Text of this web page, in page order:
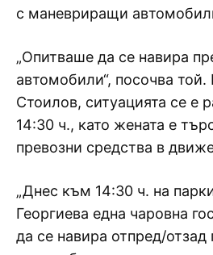
с маневриращи
„Опитваше да се навира
автомобили“, посочва
Стоилов, ситуацията се е
14:30 ч., като жената е
превозни средства в
„Днес към 14:30 ч. на
Георгиева една чаровна
да се навира отпред/